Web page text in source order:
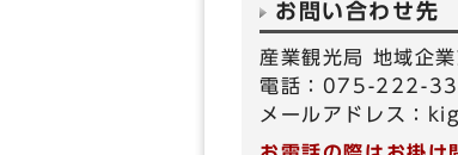
お問い合わせ先
産業観光局 地域企
電話：075-222-
メールアドレス：